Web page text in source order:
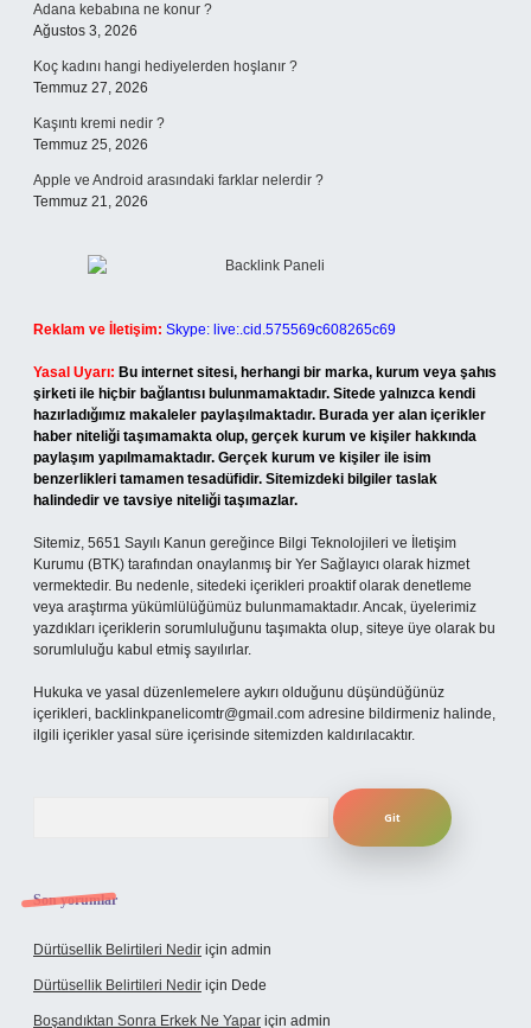
Adana kebabına ne konur ?
Ağustos 3, 2026
Koç kadını hangi hediyelerden hoşlanır ?
Temmuz 27, 2026
Kaşıntı kremi nedir ?
Temmuz 25, 2026
Apple ve Android arasındaki farklar nelerdir ?
Temmuz 21, 2026
Reklam ve İletişim: Skype: live:.cid.575569c608265c69
Yasal Uyarı: Bu internet sitesi, herhangi bir marka, kurum veya şahıs
şirketi ile hiçbir bağlantısı bulunmamaktadır. Sitede yalnızca kendi
hazırladığımız makaleler paylaşılmaktadır. Burada yer alan içerikler
haber niteliği taşımamakta olup, gerçek kurum ve kişiler hakkında
paylaşım yapılmamaktadır. Gerçek kurum ve kişiler ile isim
benzerlikleri tamamen tesadüfidir. Sitemizdeki bilgiler taslak
halindedir ve tavsiye niteliği taşımazlar.
Sitemiz, 5651 Sayılı Kanun gereğince Bilgi Teknolojileri ve İletişim
Kurumu (BTK) tarafından onaylanmış bir Yer Sağlayıcı olarak hizmet
vermektedir. Bu nedenle, sitedeki içerikleri proaktif olarak denetleme
veya araştırma yükümlülüğümüz bulunmamaktadır. Ancak, üyelerimiz
yazdıkları içeriklerin sorumluluğunu taşımakta olup, siteye üye olarak bu
sorumluluğu kabul etmiş sayılırlar.
Hukuka ve yasal düzenlemelere aykırı olduğunu düşündüğünüz
içerikleri, backlinkpanelicomtr@gmail.com adresine bildirmeniz halinde,
ilgili içerikler yasal süre içerisinde sitemizden kaldırılacaktır.
Son yorumlar
Dürtüsellik Belirtileri Nedir için admin
Dürtüsellik Belirtileri Nedir için Dede
Boşandıktan Sonra Erkek Ne Yapar için admin